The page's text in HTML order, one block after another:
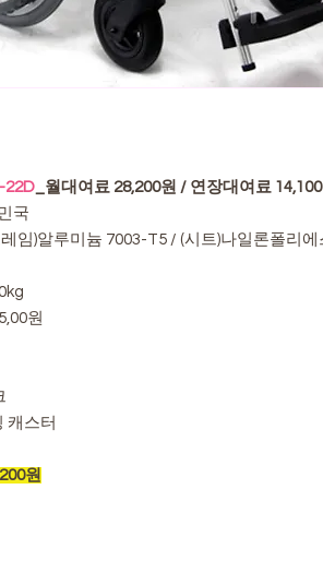
22D _월대여료 28,200원 / 연장대여료
국
임)알루미늄 7003-T5 / (시트)나일론폴리에
원
캐스터
원